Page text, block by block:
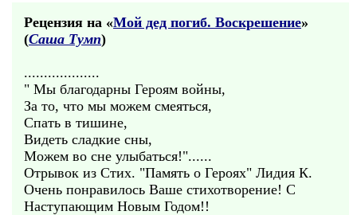
Рецензия на «Мой дед погиб. Воскрешение»
(Саша Тумп)
...................
" Мы благодарны Героям войны,
За то, что мы можем смеяться,
Спать в тишине,
Видеть сладкие сны,
Можем во сне улыбаться!"......
Отрывок из Стих. "Память о Героях" Лидия К.
Очень понравилось Ваше стихотворение! С
Наступающим Новым Годом!!